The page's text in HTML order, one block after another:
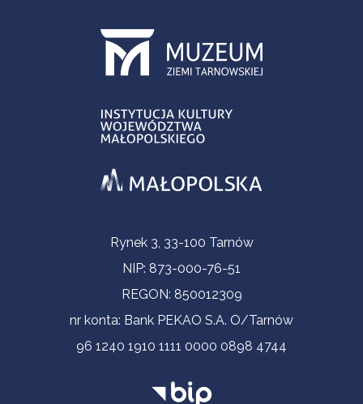
Informacje kontaktoweRynek 3, 33-100 Tarnów
NIP: 873-000-76-51
REGON: 850012309
nr konta: Bank PEKAO S.A. O/Tarnów
96 1240 1910 1111 0000 0898 4744